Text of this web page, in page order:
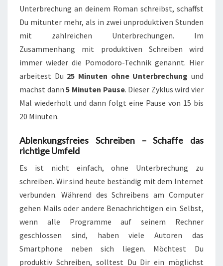
Unterbrechung an deinem Roman schreibst, schaffst
Du mitunter mehr, als in zwei unproduktiven Stunden
mit zahlreichen Unterbrechungen. Im
Zusammenhang mit produktiven Schreiben wird
immer wieder die Pomodoro-Technik genannt. Hier
arbeitest Du 25 Minuten ohne Unterbrechung und
machst dann5 Minuten Pause. Dieser Zyklus wird vier
Mal wiederholt und dann folgt eine Pause von 15 bis
20 Minuten.
Ablenkungsfreies Schreiben – Schaffe das
richtige Umfeld
Es ist nicht einfach, ohne Unterbrechung zu
schreiben. Wir sind heute beständig mit dem Internet
verbunden. Während des Schreibens am Computer
gehen Mails oder andere Benachrichtigen ein. Selbst,
wenn alle Programme auf seinem Rechner
geschlossen sind, haben viele Autoren das
Smartphone neben sich liegen. Möchtest Du
produktiv Schreiben, solltest Du Dir ein möglichst